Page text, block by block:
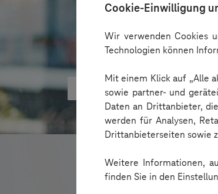
Cookie-Einwilligung
Wir verwenden Cookies
Technologien können
Mit einem Klick auf „Alle
sowie partner- und
Daten an Drittanbieter,
werden für Analysen,
Drittanbieterseiten sowie
Weitere Informationen,
finden Sie in den
KI‑Agenten im HR: